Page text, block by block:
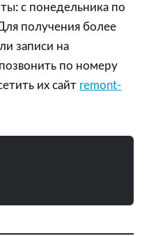
с понедельника по
получения более
записи на
по номеру
их сайт remont-